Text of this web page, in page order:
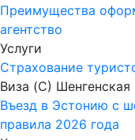
Преимущества
агентство
Услуги
Страхование
Виза (C) Шенгенская
Въезд в Эстонию с
правила 2026 года